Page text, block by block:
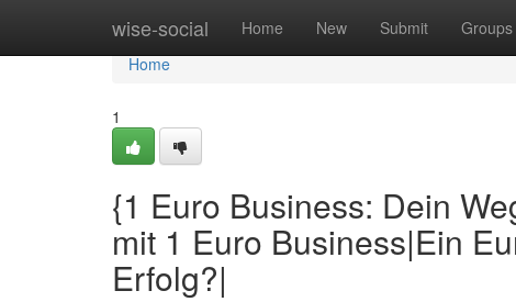
wise-social Home New Submit Groups
Home
Home
1
{1 Euro Business: Dein
mit 1 Euro Business|Ein
Erfolg?|